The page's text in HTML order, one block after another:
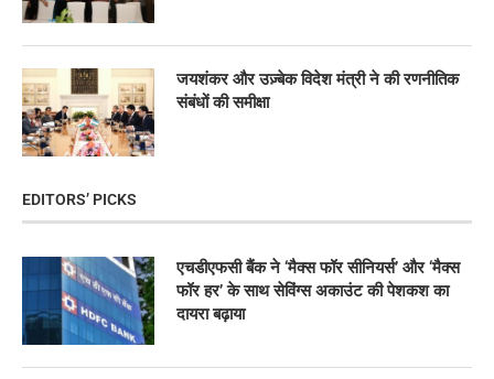
जयशंकर और उज़्बेक विदेश मंत्री ने की रणनीतिक
संबंधों की समीक्षा
EDITORS’ PICKS
एचडीएफसी बैंक ने ‘मैक्स फॉर सीनियर्स’ और ‘मैक्स
फॉर हर’ के साथ सेविंग्स अकाउंट की पेशकश का
दायरा बढ़ाया